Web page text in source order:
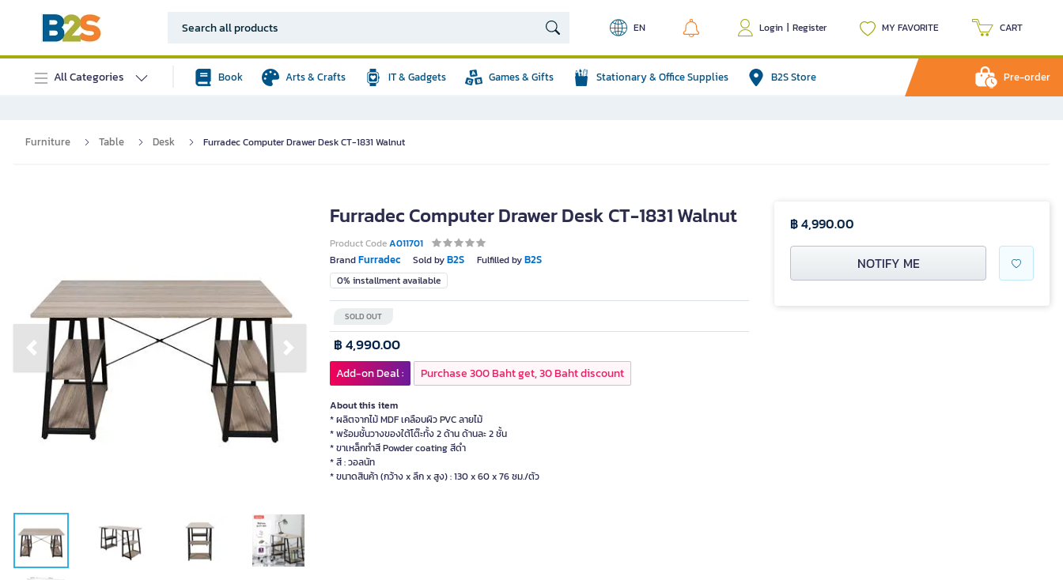
EN Login | Register MY FAVORITE CART
All Categories Book Arts & Crafts IT & Gadgets Games & Gifts Stationary & Office Supplies B2S Store Pre-order
Furniture Table Desk Furradec Computer Drawer Desk CT-1831 Walnut
Previous slide Next slide
Furradec Computer Drawer Desk CT-1831 Walnut
Product CodeA011701
BrandFurradec Sold byB2S Fulfilled byB2S
0% installment available
SOLD OUT
฿ 4,990.00
Add-on Deal : Purchase 300 Baht get, 30 Baht discount
About this item
* ผลิตจากไม้ MDF เคลือบผิว PVC ลายไม้
* พร้อมชั้นวางของใต้โต๊ะทั้ง 2 ด้าน ด้านละ 2 ชั้น
* ขาเหล็กทำสี Powder coating สีดำ
* สี : วอลนัท
* ขนาดสินค้า (กว้าง x ลึก x สูง) : 130 x 60 x 76 ซม./ตัว
฿ 4,990.00
NOTIFY ME